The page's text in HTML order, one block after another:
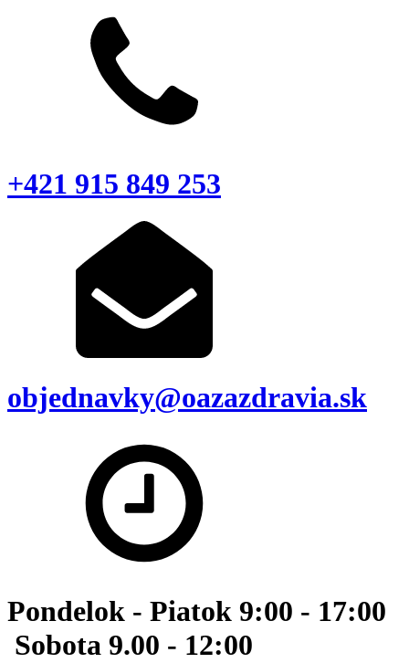
+421 915 849 253
objednavky@oazazdravia.sk
Pondelok - Piatok 9:00 - 17:00
Sobota 9.00 - 12:00